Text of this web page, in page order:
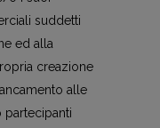
suddetti
ed alla
creazione
alle
partecipanti